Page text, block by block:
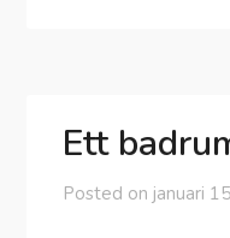
Ett
Posted on januari